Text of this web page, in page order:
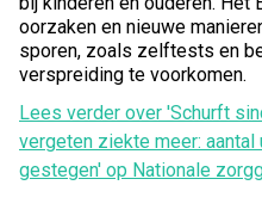
oorzaken en nieuwe
sporen, zoals zelftests en
verspreiding te voorkomen.
Lees verder over 'Schurft
vergeten ziekte meer: aantal
gestegen' op Nationale